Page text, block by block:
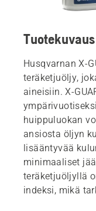
Tuotekuvaus
Husqvarnan X-
teräketjuöljy,
aineisiin. X-
huippuluokan
ansiosta öljyn
lisääntyvää
minimaaliset
teräketjuöljyllä
indeksi, mikä